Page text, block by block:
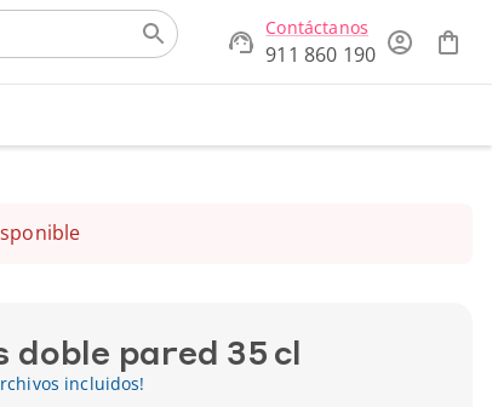
Contáctanos
911 860 190
pared 35 cl
incluidos!